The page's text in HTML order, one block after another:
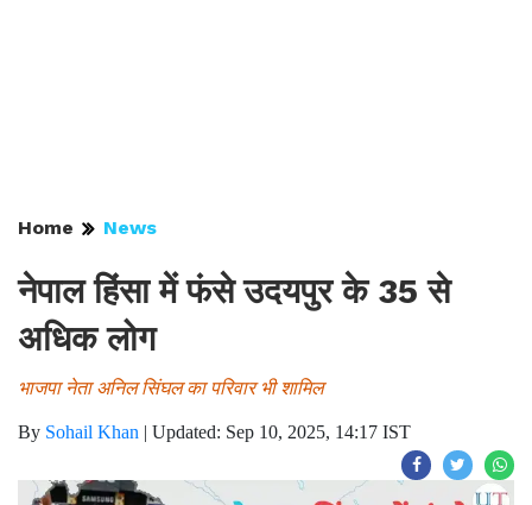
Home News
नेपाल हिंसा में फंसे उदयपुर के 35 से
अधिक लोग
भाजपा नेता अनिल सिंघल का परिवार भी शामिल
By Sohail Khan | Updated: Sep 10, 2025, 14:17 IST